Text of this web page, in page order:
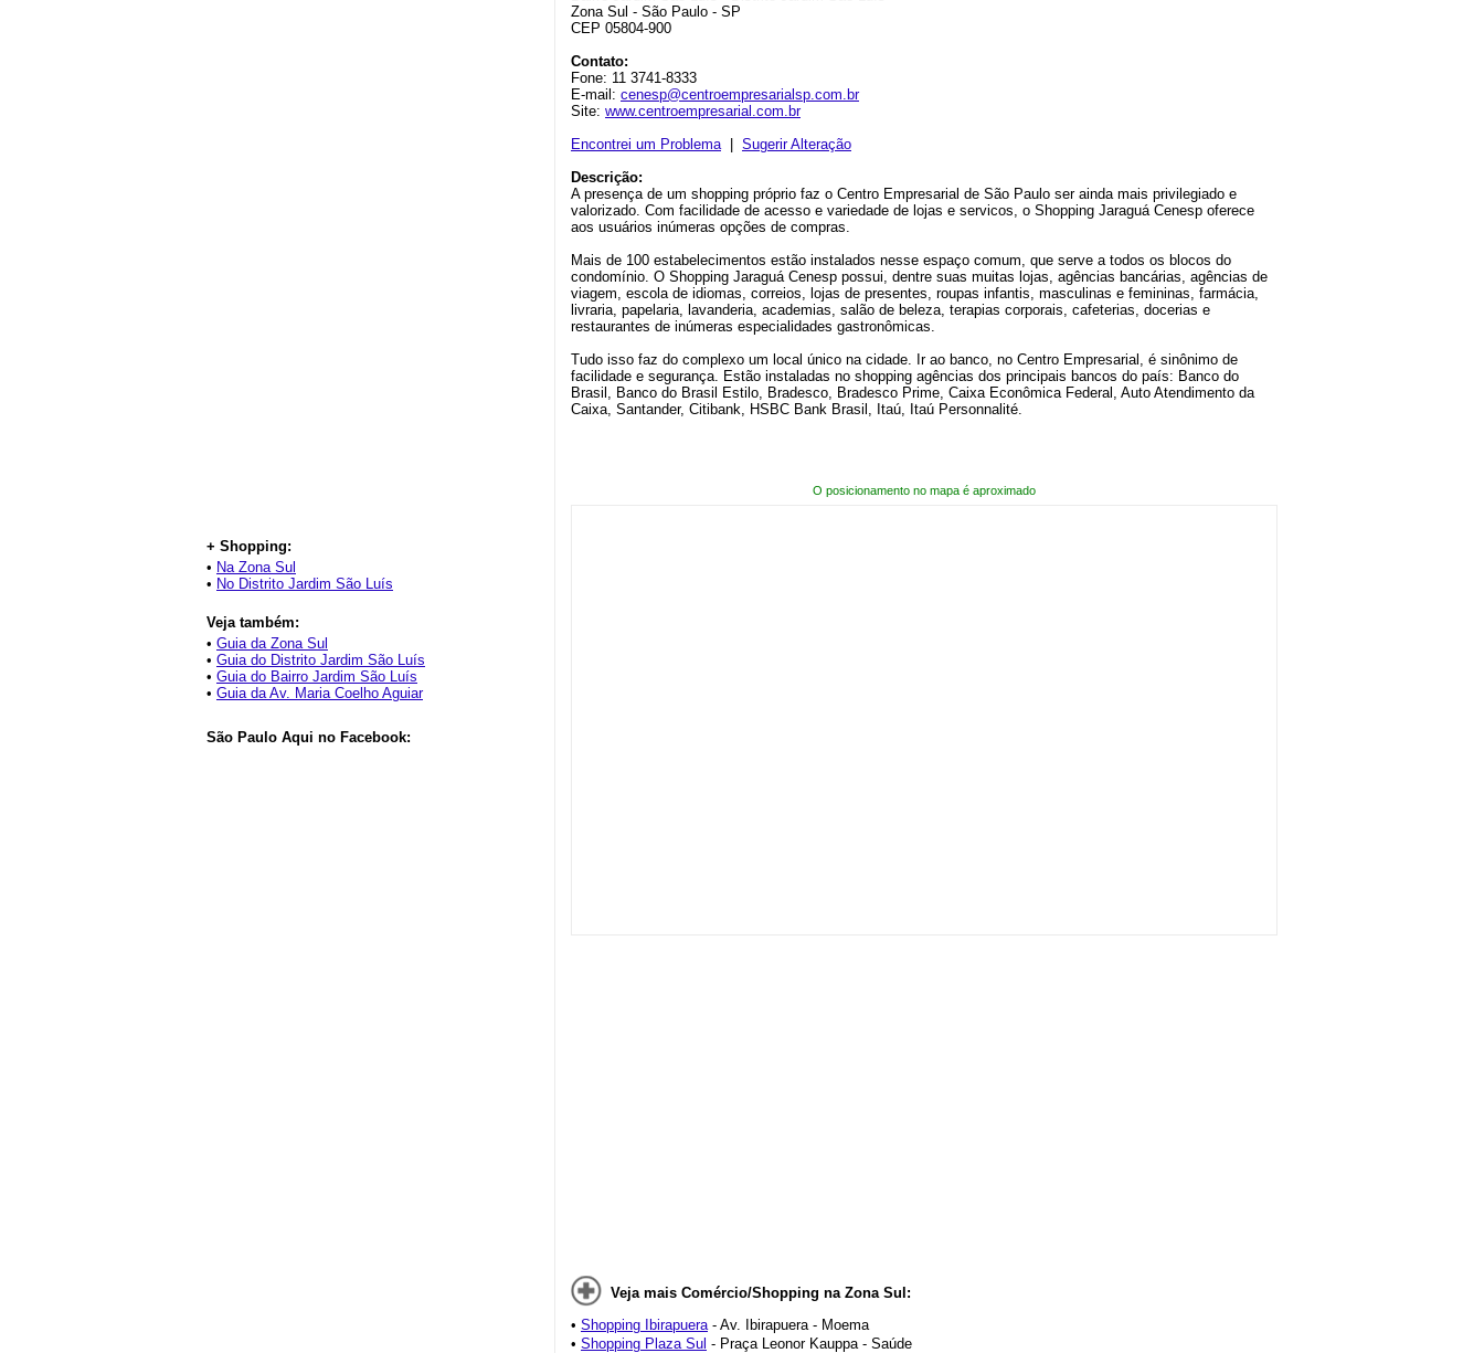
+ Shopping:
• Na Zona Sul
• No Distrito Jardim São Luís
Veja também:
• Guia da Zona Sul
• Guia do Distrito Jardim São Luís
• Guia do Bairro Jardim São Luís
• Guia da Av. Maria Coelho Aguiar
São Paulo Aqui no Facebook:
Zona Sul - São Paulo - SP
CEP 05804-900
Contato:
Fone: 11 3741-8333
E-mail: cenesp@centroempresarialsp.com.br
Site: www.centroempresarial.com.br
Encontrei um Problema| Sugerir Alteração
Descrição:
A presença de um shopping próprio faz o Centro Empresarial de São Paulo ser ainda mais privilegiado e
valorizado. Com facilidade de acesso e variedade de lojas e servicos, o Shopping Jaraguá Cenesp oferece
aos usuários inúmeras opções de compras.
Mais de 100 estabelecimentos estão instalados nesse espaço comum, que serve a todos os blocos do
condomínio. O Shopping Jaraguá Cenesp possui, dentre suas muitas lojas, agências bancárias, agências de
viagem, escola de idiomas, correios, lojas de presentes, roupas infantis, masculinas e femininas, farmácia,
livraria, papelaria, lavanderia, academias, salão de beleza, terapias corporais, cafeterias, docerias e
restaurantes de inúmeras especialidades gastronômicas.
Tudo isso faz do complexo um local único na cidade. Ir ao banco, no Centro Empresarial, é sinônimo de
facilidade e segurança. Estão instaladas no shopping agências dos principais bancos do país: Banco do
Brasil, Banco do Brasil Estilo, Bradesco, Bradesco Prime, Caixa Econômica Federal, Auto Atendimento da
Caixa, Santander, Citibank, HSBC Bank Brasil, Itaú, Itaú Personnalité.
O posicionamento no mapa é aproximado
Veja mais Comércio/Shopping na Zona Sul:
• Shopping Ibirapuera- Av. Ibirapuera - Moema
• Shopping Plaza Sul - Praça Leonor Kauppa - Saúde